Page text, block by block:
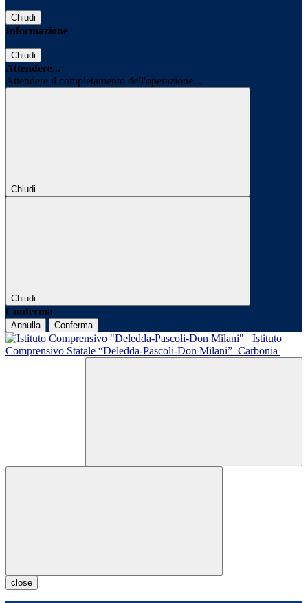
Chiudi
Informazione
Chiudi
Attendere...
Attendere il completamento dell'operazione...
Chiudi
Chiudi
Conferma
Annulla Conferma
Istituto
Comprensivo Statale “Deledda-Pascoli-Don Milani” Carbonia
close